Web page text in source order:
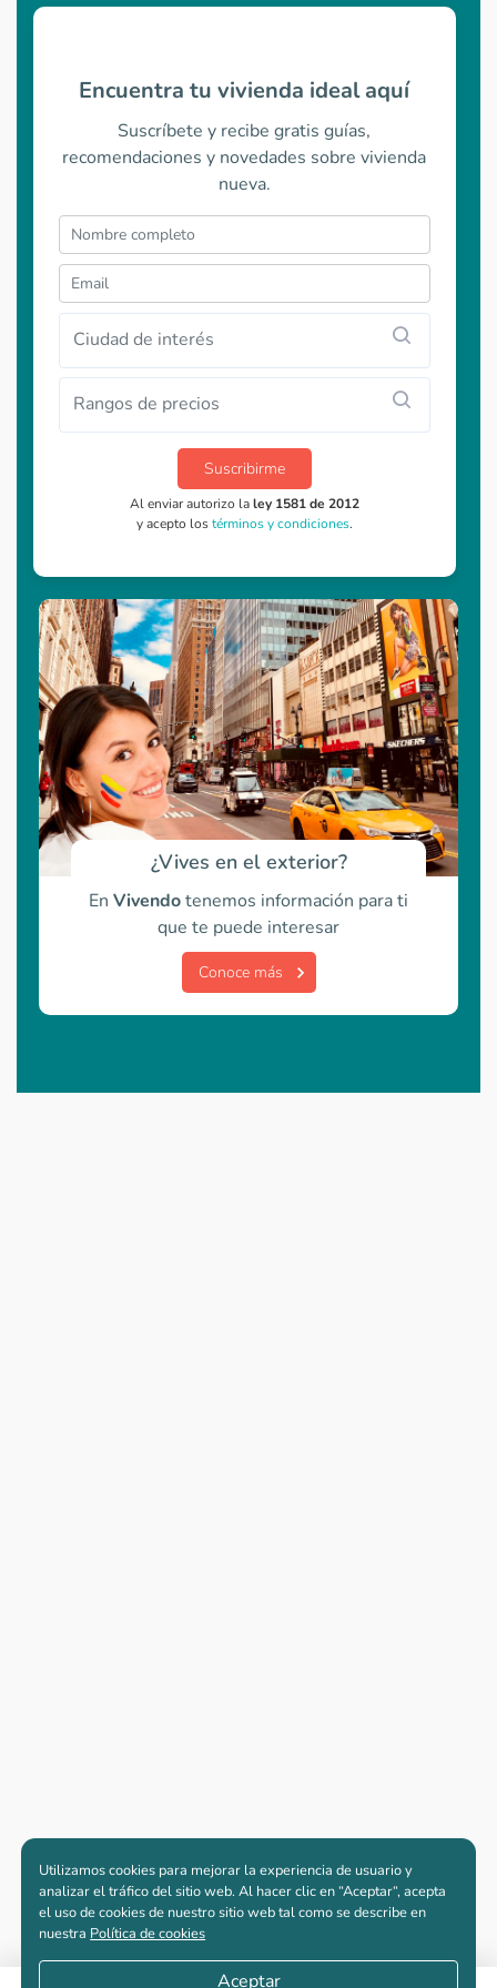
Encuentra tu vivienda ideal aquí
Suscríbete y recibe gratis guías,
recomendaciones y novedades sobre vivienda
nueva.
Ciudad de interés
Rangos de precios
Suscribirme
Al enviar autorizo laley 1581 de 2012
y acepto lostérminos y condiciones.
¿Vives en el exterior?
En Vivendotenemos información para ti
que te puede interesar
Conoce más
Utilizamos cookies para mejorar la experiencia de usuario y
analizar el tráfico del sitio web. Al hacer clic en “Aceptar“, acepta
el uso de cookies de nuestro sitio web tal como se describe en
nuestra Política de cookies
Aceptar